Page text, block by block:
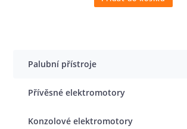
Palubní přístroje
Přívěsné elektromotory
Konzolové elektromotory